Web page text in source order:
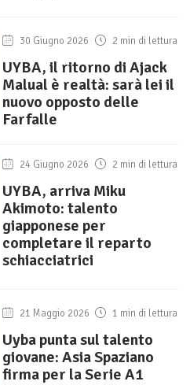
30 Giugno 2026 2 min di lettura
UYBA, il ritorno di Ajack
Malual è realtà: sarà lei il
nuovo opposto delle
Farfalle
24 Giugno 2026 2 min di lettura
UYBA, arriva Miku
Akimoto: talento
giapponese per
completare il reparto
schiacciatrici
21 Maggio 2026 1 min di lettura
Uyba punta sul talento
giovane: Asia Spaziano
firma per la Serie A1